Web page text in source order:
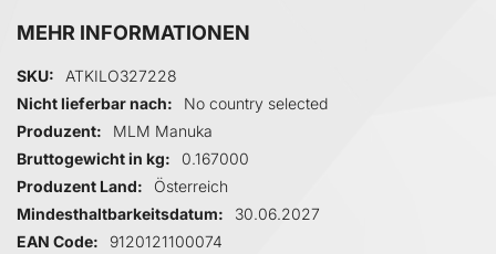
MEHR INFORMATIONEN
Mehr Informationen
SKU
ATKILO327228
Nicht lieferbar nach
No country selected
Produzent
MLM Manuka
Bruttogewicht in kg
0.167000
Produzent Land
Österreich
Mindesthaltbarkeitsdatum
30.06.2027
EAN Code
9120121100074